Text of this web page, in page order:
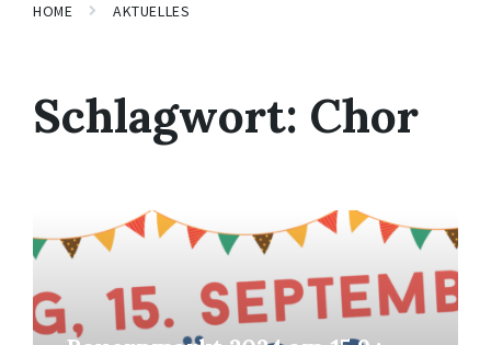
HOME AKTUELLES
Schlagwort: Chor
erfahren